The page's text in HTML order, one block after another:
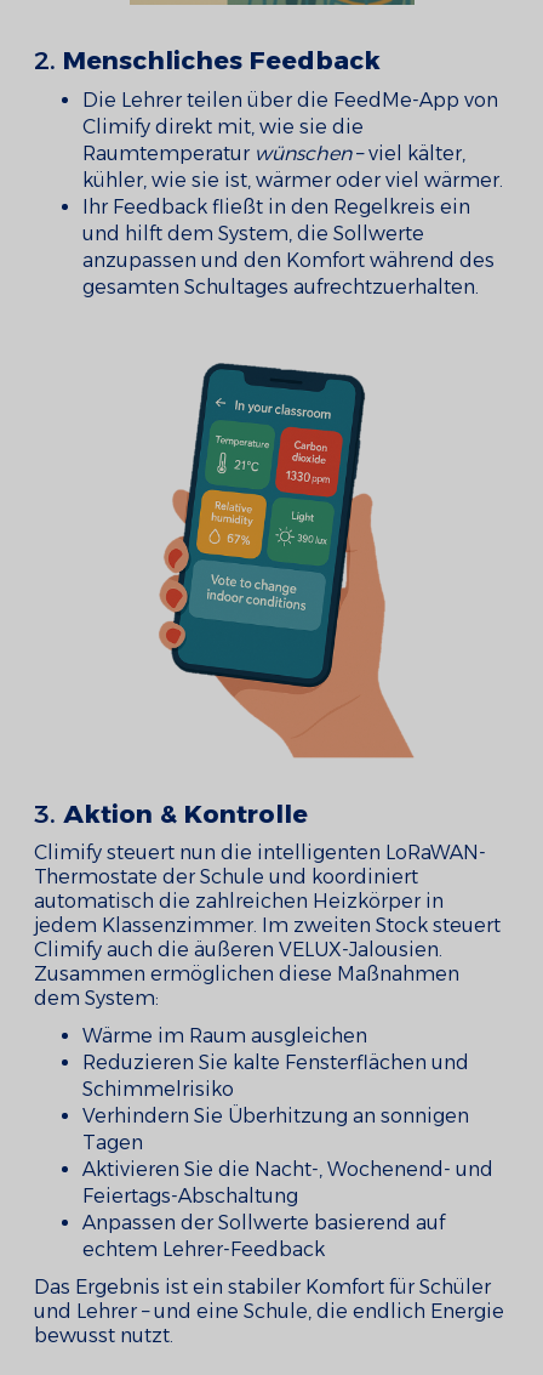
2. Menschliches Feedback
Die Lehrer teilen über die FeedMe-App von
Climify direkt mit, wie sie die
Raumtemperatur wünschen– viel kälter,
kühler, wie sie ist, wärmer oder viel wärmer.
Ihr Feedback fließt in den Regelkreis ein
und hilft dem System, die Sollwerte
anzupassen und den Komfort während des
gesamten Schultages aufrechtzuerhalten.
3. Aktion & Kontrolle
Climify steuert nun die intelligenten LoRaWAN-
Thermostate der Schule und koordiniert
automatisch die zahlreichen Heizkörper in
jedem Klassenzimmer. Im zweiten Stock steuert
Climify auch die äußeren VELUX-Jalousien.
Zusammen ermöglichen diese Maßnahmen
dem System:
Wärme im Raum ausgleichen
Reduzieren Sie kalte Fensterflächen und
Schimmelrisiko
Verhindern Sie Überhitzung an sonnigen
Tagen
Aktivieren Sie die Nacht-, Wochenend- und
Feiertags-Abschaltung
Anpassen der Sollwerte basierend auf
echtem Lehrer-Feedback
Das Ergebnis ist ein stabiler Komfort für Schüler
und Lehrer – und eine Schule, die endlich Energie
bewusst nutzt.